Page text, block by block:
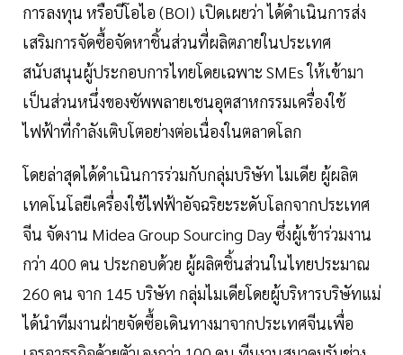
การลงทุน หรือบีโอไอ (BOI) เปิดเผยว่า ได้ดำเนินการส่ง
เสริมการจัดซื้อจัดหาชิ้นส่วนที่ผลิตภายในประเทศ
สนับสนุนผู้ประกอบการไทยโดยเฉพาะ SMEs ให้เข้ามา
เป็นส่วนหนึ่งของซัพพลายเชนอุตสาหกรรมเครื่องใช้
ไฟฟ้าที่กำลังเติบโตอย่างต่อเนื่องในตลาดโลก
โดยล่าสุดได้ดำเนินการร่วมกับกลุ่มบริษัท ไมเดีย ผู้ผลิต
เทคโนโลยีเครื่องใช้ไฟฟ้าอัจฉริยะระดับโลกจากประเทศ
จีน จัดงาน Midea Group Sourcing Day ซึ่งผู้เข้าร่วมงาน
กว่า 400 คน ประกอบด้วย ผู้ผลิตชิ้นส่วนในไทยประมาณ
260 คน จาก 145 บริษัท กลุ่มไมเดียโดยผู้บริหารบริษัทแม่
ได้นำทีมงานฝ่ายจัดซื้อเดินทางมาจากประเทศจีนเพื่อ